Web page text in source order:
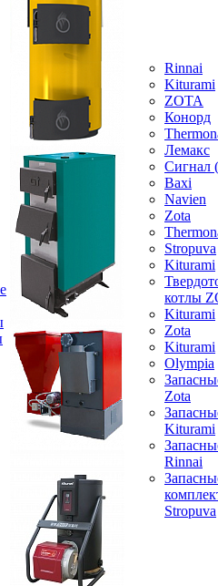
Rinnai
Kiturami
ZOTA
Конорд
Лемакс
Baxi
Navien
Zota
Stropuva
Kiturami
котлы
Kiturami
Zota
Kiturami
Olympia
Zota
Kiturami
Rinnai
Stropuva